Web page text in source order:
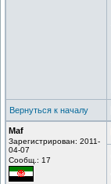
Вернуться к началу
Maf
Зарегистрирован: 2011-
04-07
Сообщ.: 17